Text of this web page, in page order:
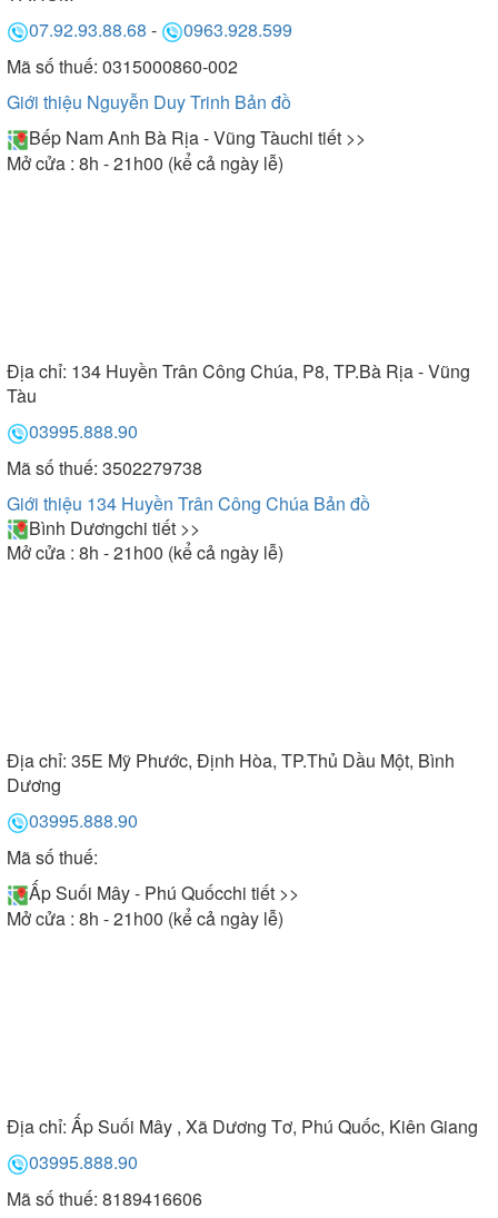
07.92.93.88.68 -
0963.928.599
Mã số thuế: 0315000860-002
Giới thiệu Nguyễn Duy Trinh Bản đồ
Bếp Nam Anh Bà Rịa - Vũng Tàuchi tiết >>
Mở cửa : 8h - 21h00 (kể cả ngày lễ)
Địa chỉ: 134 Huyền Trân Công Chúa, P8, TP.Bà Rịa - Vũng
Tàu
03995.888.90
Mã số thuế: 3502279738
Giới thiệu 134 Huyền Trân Công Chúa Bản đồ
Bình Dươngchi tiết >>
Mở cửa : 8h - 21h00 (kể cả ngày lễ)
Địa chỉ: 35E Mỹ Phước, Định Hòa, TP.Thủ Dầu Một, Bình
Dương
03995.888.90
Mã số thuế:
Ấp Suối Mây - Phú Quốcchi tiết >>
Mở cửa : 8h - 21h00 (kể cả ngày lễ)
Địa chỉ: Ấp Suối Mây , Xã Dương Tơ, Phú Quốc, Kiên Giang
03995.888.90
Mã số thuế: 8189416606